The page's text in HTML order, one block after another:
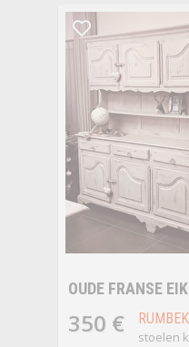
OUDE FRANSE EIK
350 €
stoelen